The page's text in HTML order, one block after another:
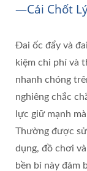
—cái Chốt
Đai ốc đẩy và
kiệm chi phí và
nhanh chóng
nghiêng chắc
lực giữ mạnh
Thường được
dụng, đồ chơi
bền bỉ này đảm